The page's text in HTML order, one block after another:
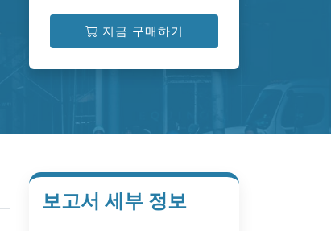
지금 구매하기
보고서 세부 정보